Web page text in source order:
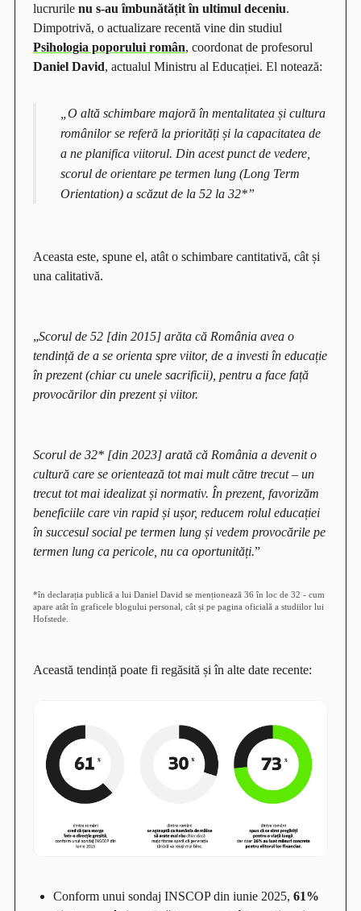
lucrurile nu s-au îmbunătățit în ultimul deceniu.
Dimpotrivă, o actualizare recentă vine din studiul
Psihologia poporului român, coordonat de profesorul
Daniel David, actualul Ministru al Educației. El notează:
„O altă schimbare majoră în mentalitatea și cultura
românilor se referă la priorități și la capacitatea de
a ne planifica viitorul. Din acest punct de vedere,
scorul de orientare pe termen lung (Long Term
Orientation) a scăzut de la 52 la 32*”
Aceasta este, spune el, atât o schimbare cantitativă, cât și
una calitativă.
„Scorul de 52 [din 2015] arăta că România avea o
tendință de a se orienta spre viitor, de a investi în educație
în prezent (chiar cu unele sacrificii), pentru a face față
provocărilor din prezent și viitor.
Scorul de 32* [din 2023] arată că România a devenit o
cultură care se orientează tot mai mult către trecut – un
trecut tot mai idealizat și normativ. În prezent, favorizăm
beneficiile care vin rapid și ușor, reducem rolul educației
în succesul social pe termen lung și vedem provocările pe
termen lung ca pericole, nu ca oportunități.”
*în declarația publică a lui Daniel David se menționează 36 în loc de 32 - cum
apare atât în graficele blogului personal, cât și pe pagina oficială a studiilor lui
Hofstede.
Această tendință poate fi regăsită și în alte date recente:
Conform unui sondaj INSCOP din iunie 2025, 61%